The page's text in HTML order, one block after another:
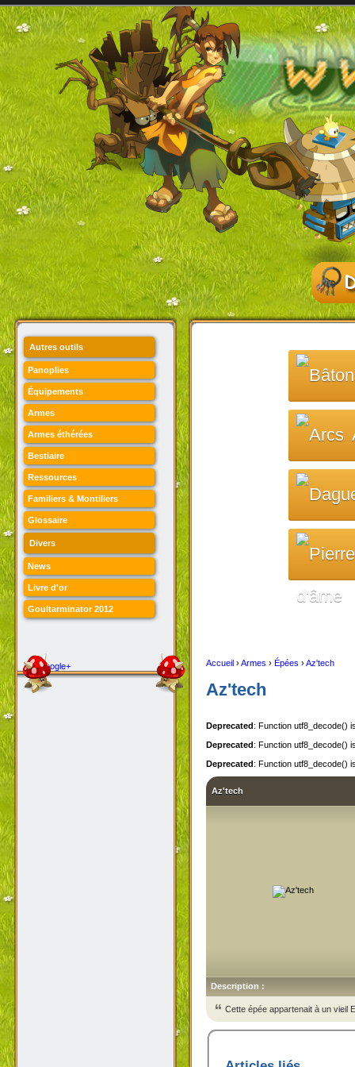
Autres outils
Panoplies
Équipements
Armes
Armes éthérées
Bestiaire
Ressources
Familiers & Montiliers
Glossaire
Divers
News
Livre d'or
Goultarminator 2012
Google+
d'âme
Accueil ›Armes › Épées ›Az'tech
Az'tech
Deprecated : Function utf8_decode()
Deprecated : Function utf8_decode()
Deprecated : Function utf8_decode()
Az'tech
Description :
Cette épée appartenait à un vieil